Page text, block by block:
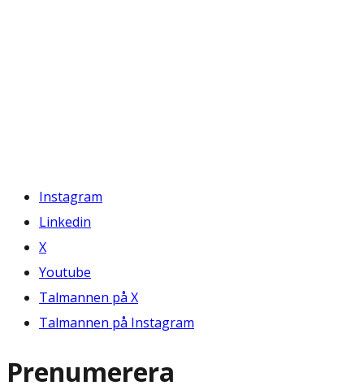
Instagram
Linkedin
X
Youtube
Talmannen på X
Talmannen på Instagram
Prenumerera